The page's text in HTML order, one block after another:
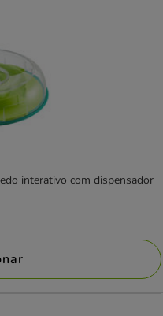
interativo com dispensador